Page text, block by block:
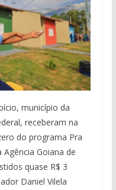
município da
receberam na
do programa Pra
Goiana de
quase R$ 3
Daniel Vilela